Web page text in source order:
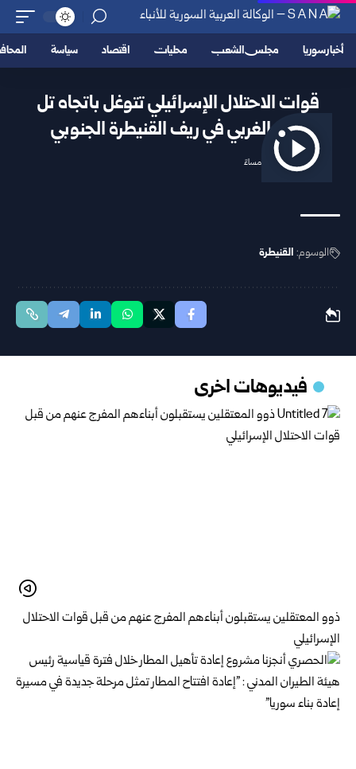
أخبار سوريا مجلس الشعب محليات اقتصاد سياسة
قوات الاحتلال الإسرائيلي تتوغل باتجاه تل
أحمر الغربي في ريف القنيطرة الجنوبي
2025/11/22 4:01 مساءً
الوسوم: القنيطرة
فيديوهات اخرى
ذوو المعتقلين يستقبلون أبناءهم المفرج عنهم من قبل قوات الاحتلال
الإسرائيلي